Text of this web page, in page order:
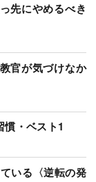
先にやめるべき
官が気づけなか
慣・ベスト1
いる〈逆転の発